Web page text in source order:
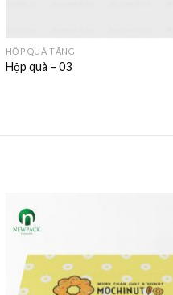
HỘP QUÀ TẶNG
Hộp quà – 03